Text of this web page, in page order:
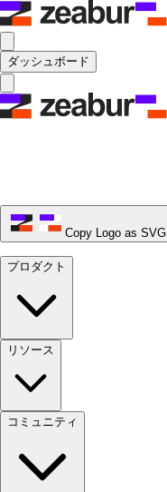
ダッシュボード
Copy Logo as SVG
プロダクト
リソース
コミュニティ